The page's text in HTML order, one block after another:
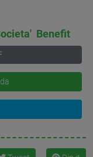
Benefit